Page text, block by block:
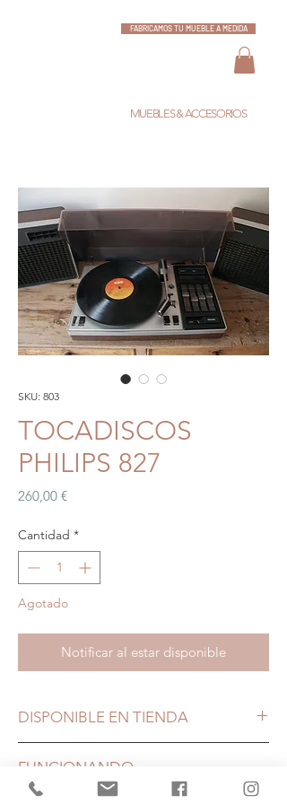
FABRICAMOS TU MUEBLE A MEDIDA
MUEBLES & ACCESORIOS
SKU: 803
TOCADISCOS
PHILIPS 827
260,00 €Precio
Cantidad *
Agotado
Notificar al estar disponible
DISPONIBLE EN TIENDA
FUNCIONANDO
PERFECTAMENTE